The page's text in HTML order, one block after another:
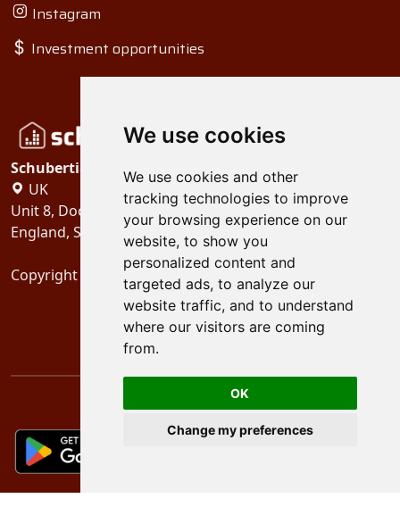
We use cookies
We use cookies and other
tracking technologies to improve
your browsing experience on our
website, to show you
personalized content and
targeted ads, to analyze our
website traffic, and to understand
where our visitors are coming
from.
OK
Change my preferences
Instagram
Investment opportunities
Schubertiades, Ltd.
UK
Unit 8, Dock Offices, Surrey Quays Road, London
England, SE16 2XU
Copyright 2024 Schubertiades, Ltd.